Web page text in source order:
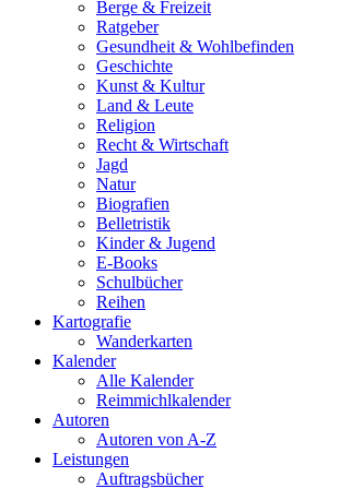
Berge & Freizeit
Ratgeber
Gesundheit & Wohlbefinden
Geschichte
Kunst & Kultur
Land & Leute
Religion
Recht & Wirtschaft
Jagd
Natur
Biografien
Belletristik
Kinder & Jugend
E-Books
Schulbücher
Reihen
Kartografie
Wanderkarten
Kalender
Alle Kalender
Reimmichlkalender
Autoren
Autoren von A-Z
Leistungen
Auftragsbücher